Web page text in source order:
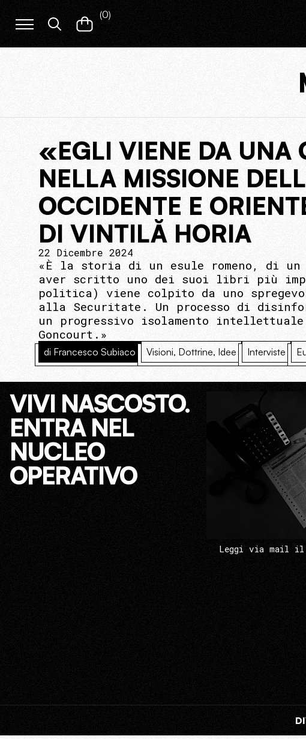
(0)
«EGLI VIENE DA UNA
NELLA MISSIONE
OCCIDENTE E
DI VINTILĂ HORIA
22 Dicembre 2024
«È la storia di un esule romeno, di
aver scritto uno dei suoi libri più
politica) viene colpito da uno
alla Securitate. Un processo di
un progressivo isolamento
Goncourt.»
di Francesco Subiaco Visioni, Dottrine, Idee Interviste
VIVI NASCOSTO.
ENTRA NEL
NUCLEO
OPERATIVO
Leggi via mail il